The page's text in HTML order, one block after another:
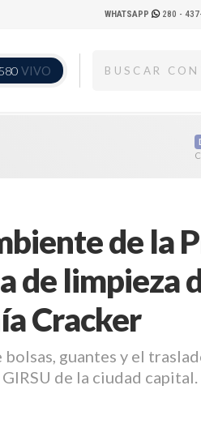
WHATSAPP 280 -
VIVO
de la
de limpieza
Cracker
guantes y el
de la ciudad capital.